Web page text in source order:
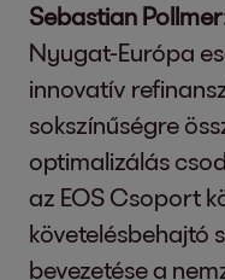
Sebastian
Nyugat-Európa
innovatív
sokszínűségre
optimalizálás
az EOS Csoport
követelésbehajtó
bevezetése a